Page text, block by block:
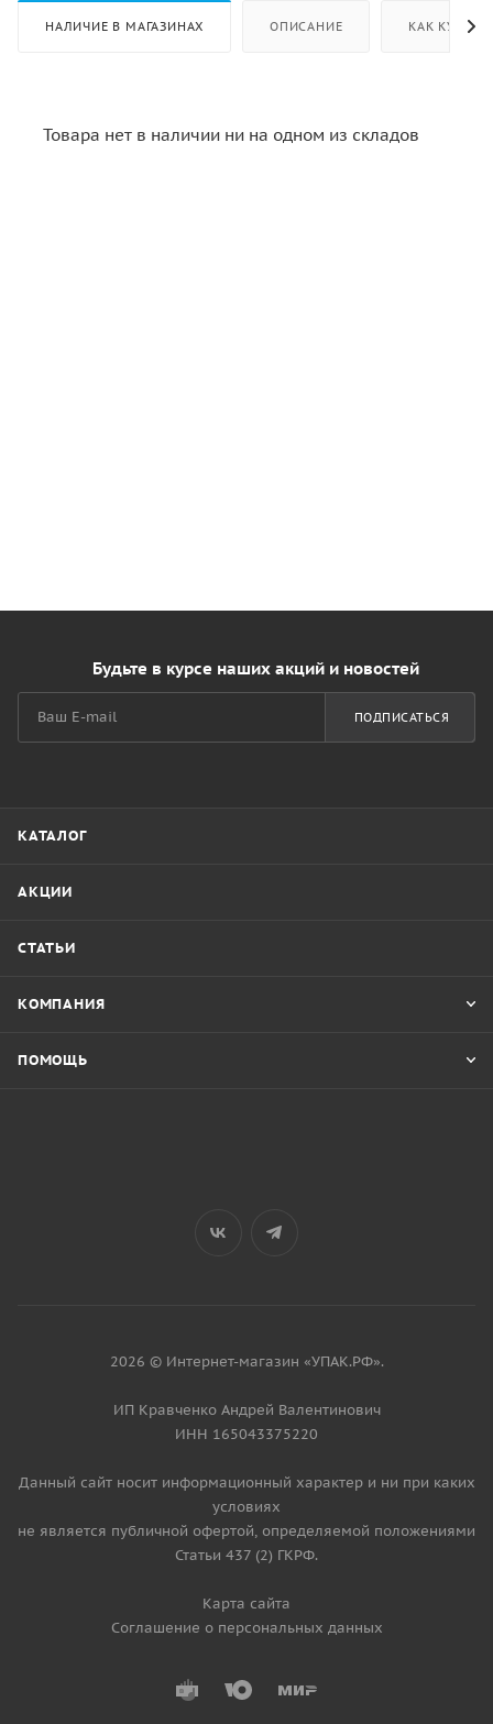
НАЛИЧИЕ В МАГАЗИНАХ ОПИСАНИЕ КАК КУПИТЬ
Товара нет в наличии ни на одном из складов
Будьте в курсе наших акций и новостей
ПОДПИСАТЬСЯ
КАТАЛОГ
АКЦИИ
СТАТЬИ
КОМПАНИЯ
ПОМОЩЬ
2026 © Интернет-магазин «УПАК.РФ».
ИП Кравченко Андрей Валентинович
ИНН 165043375220
Данный сайт носит информационный характер и ни при каких
условиях
не является публичной офертой, определяемой положениями
Статьи 437 (2) ГКРФ.
Карта сайта
Соглашение о персональных данных